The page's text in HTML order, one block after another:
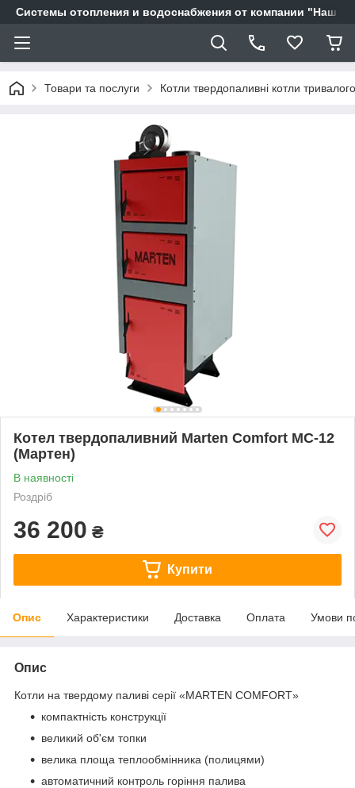
Системы отопления и водоснабжения от компании "Наш
Товари та послуги Котли твердопаливні котли
Котел твердопаливний Marten Comfort МС-12
(Мартен)
В наявності
Роздріб
36 200 ₴
Купити
Опис Характеристики Доставка Оплата Умови
Опис
Котли на твердому паливі серії «MARTEN COMFORT»
компактність конструкції
великий об'єм топки
велика площа теплообмінника (полицями)
автоматичний контроль горіння палива